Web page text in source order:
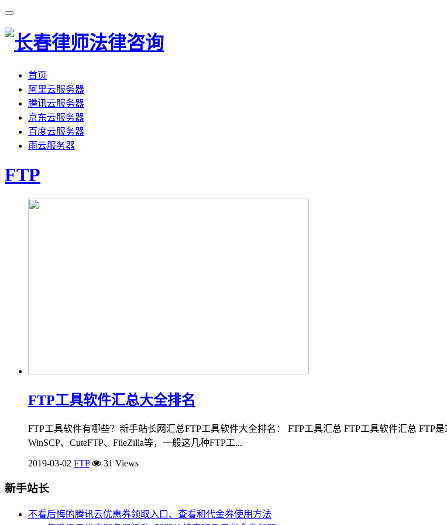
首页
阿里云服务器
腾讯云服务器
京东云服务器
百度云服务器
雨云服务器
FTP
FTP工具软件汇总大全排名
FTP工具软件有哪些？新手站长网汇总FTP工具软件大全排名： FTP工具汇总 FTP工具软件汇总 FTP
WinSCP、CuteFTP、FileZilla等，一般这几种FTP工...
2019-03-02 FTP 31 Views
新手站长
不看后悔的腾讯云优惠券领取入口、查看和代金券使用方法